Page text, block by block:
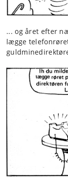
... og året efter
lægge